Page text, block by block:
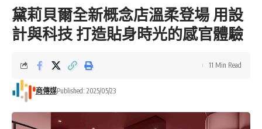
黛莉貝爾全新概念店溫柔登場 用設
計與科技 打造貼身時光的感官體驗
商傳媒Published: 2025/05/23
11 Min Read